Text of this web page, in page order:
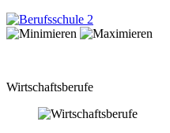
Wirtschaftsberufe